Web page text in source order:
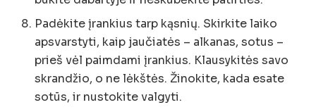
Padėkite įrankius tarp kąsnių. Skirkite laiko
apsvarstyti, kaip jaučiatės – alkanas, sotus –
prieš vėl paimdami įrankius. Klausykitės savo
skrandžio, o ne lėkštės. Žinokite, kada esate
sotūs, ir nustokite valgyti.